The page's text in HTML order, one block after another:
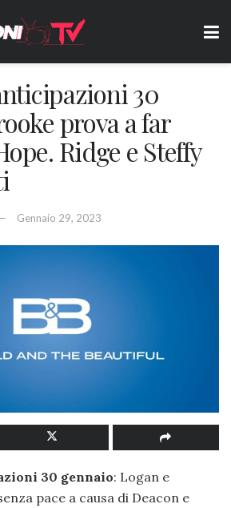
30
prova a far
Ridge e Steffy
Gennaio 29, 2023
30 gennaio: Logan e
pace a causa di Deacon e